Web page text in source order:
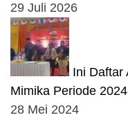
29 Juli 2026
Ini Daftar
Mimika Periode
28 Mei 2024